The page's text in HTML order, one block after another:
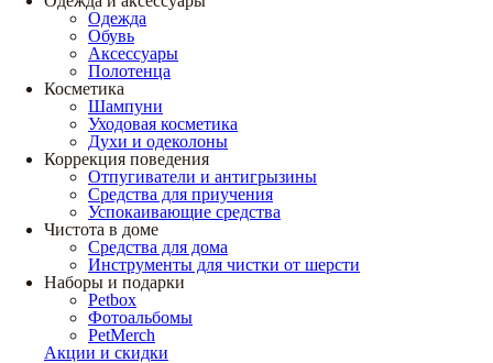
Одежда
Обувь
Аксессуары
Полотенца
Косметика
Шампуни
Уходовая косметика
Духи и одеколоны
Коррекция поведения
Отпугиватели и антигрызины
Средства для приучения
Успокаивающие средства
Чистота в доме
Средства для дома
Инструменты для чистки от шерсти
Наборы и подарки
Petbox
Фотоальбомы
PetMerch
Акции и скидки